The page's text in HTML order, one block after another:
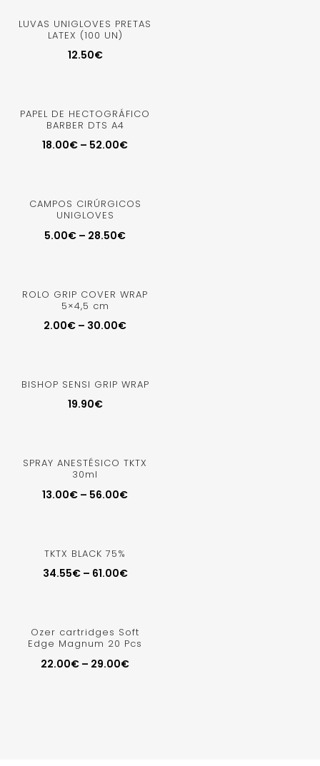
LUVAS UNIGLOVES PRETAS
LATEX (100 UN)
12.50€
PAPEL DE HECTOGRÁFICO
BARBER DTS A4
18.00€ – 52.00€
CAMPOS CIRÚRGICOS
UNIGLOVES
5.00€ – 28.50€
ROLO GRIP COVER WRAP
5×4,5 cm
2.00€ – 30.00€
BISHOP SENSI GRIP WRAP
19.90€
SPRAY ANESTÉSICO TKTX
30ml
13.00€ – 56.00€
TKTX BLACK 75%
34.55€– 61.00€
Ozer cartridges Soft
Edge Magnum 20 Pcs
22.00€ – 29.00€